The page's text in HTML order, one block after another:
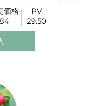
うな香りの
で含んでいることで
価格
PV
29.50